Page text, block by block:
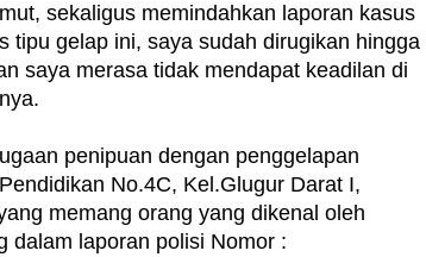
sekaligus memindahkan laporan kasus
tipu gelap ini, saya sudah dirugikan hingga
saya merasa tidak mendapat keadilan di
penipuan dengan penggelapan
No.4C, Kel.Glugur Darat I,
memang orang yang dikenal oleh
dalam laporan polisi Nomor :